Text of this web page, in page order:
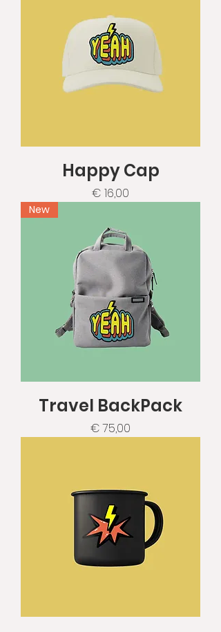
Happy Cap
Prijs
€ 16,00
New
Travel BackPack
Prijs
€ 75,00